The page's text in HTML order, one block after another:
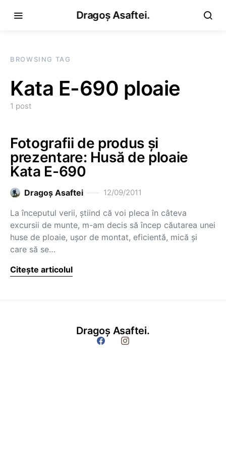
Dragoș Asaftei.
BROWSING TAG
Kata E-690 ploaie
1 post
Fotografii de produs și
prezentare: Husă de ploaie
Kata E-690
Dragoş Asaftei 12/09/2011
La începutul verii, știind că voi pleca în câteva
excursii de munte, m-am decis să încep căutarea unei
huse de ploaie, ușor de montat, eficientă, mică și
care să se…
Citește articolul
Dragoș Asaftei.